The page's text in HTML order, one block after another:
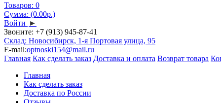
Товаров: 0
Сумма: (0.00р.)
Войти ►
Звоните: +7 (913) 945-87-41
Склад: Новосибирск, 1-я Портовая улица, 95
E-mail:optnoski154@mail.ru
Главная Как сделать заказ Доставка и оплата Возврат товара
Главная
Как сделать заказ
Доставка по России